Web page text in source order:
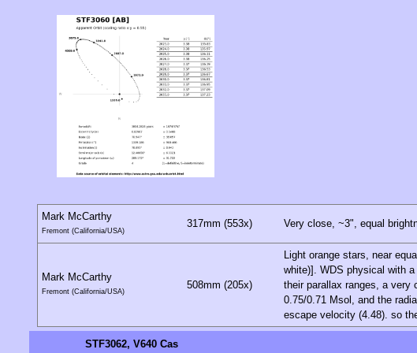
Mark McCarthy
Fremont (California/USA)
317mm (553x) Very close, ~3", equal
Mark McCarthy
Fremont (California/USA)
508mm (205x)
Light orange stars, near
white)]. WDS physical with
their parallax ranges, a very
0.75/0.71 Msol, and the
escape velocity (4.48). so
STF3062, V640 Cas